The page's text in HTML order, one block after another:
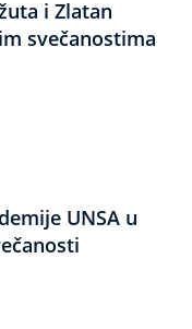
i Zlatan
svečanostima
UNSA u